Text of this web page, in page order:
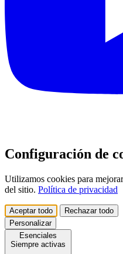
Configuración de
Utilizamos cookies para
del sitio. Política de privacidad
Aceptar todo
Rechazar todo
Personalizar
Esenciales
Siempre activas